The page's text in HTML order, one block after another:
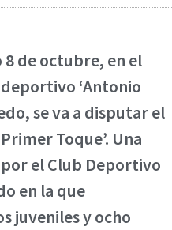
8 de octubre, en el
‘Antonio
se va a disputar el
Toque’. Una
el Club Deportivo
en la que
juveniles y ocho